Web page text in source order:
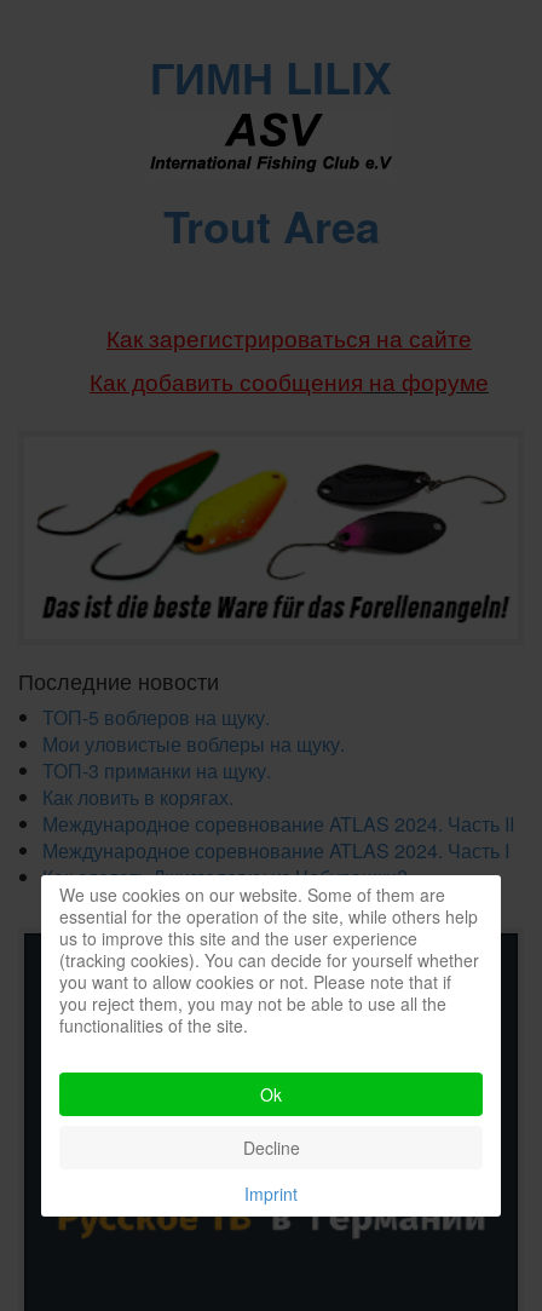
ГИМН LILIX
Trout Area
Как зарегистрироваться на сайте
Как добавить сообщения на форуме
Последние новости
ТОП-5 воблеров на щуку.
Мои уловистые воблеры на щуку.
ТОП-3 приманки на щуку.
Как ловить в корягах.
Международное соревнование ATLAS 2024. Часть II
Международное соревнование ATLAS 2024. Часть I
Как сделать Джигголовку из Чебурашки?
We use cookies on our website. Some of them are
essential for the operation of the site, while others help
us to improve this site and the user experience
(tracking cookies). You can decide for yourself whether
you want to allow cookies or not. Please note that if
you reject them, you may not be able to use all the
functionalities of the site.
Ok
Decline
Imprint